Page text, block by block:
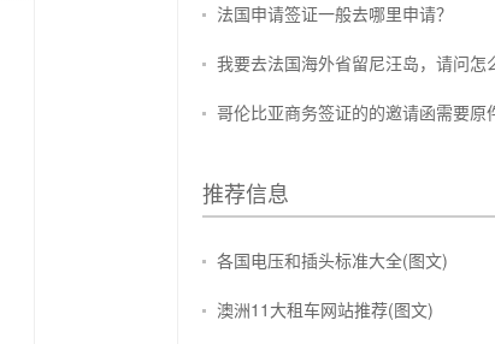
法国申请签证一般去哪里申请？
我要去法国海外省留尼汪岛，请问怎
哥伦比亚商务签证的的邀请函需要原
推荐信息
各国电压和插头标准大全(图文)
澳洲11大租车网站推荐(图文)